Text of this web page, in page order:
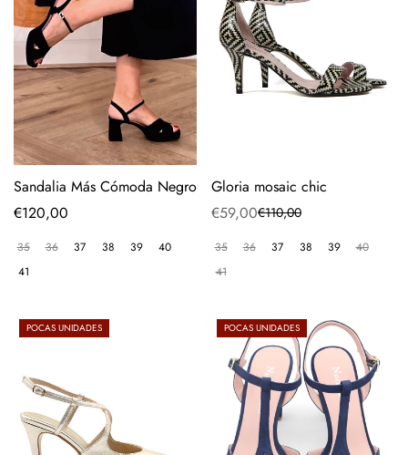
Sandalia Más Cómoda Negro
Precio
€120,00
35 36 37 38 39
40
41
Gloria mosaic chic
Precio
de
€59,00
Precio
regular
€110,00
35 36 37 38 39
40
41
POCAS UNIDADES POCAS UNIDADES